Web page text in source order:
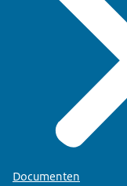
Documenten